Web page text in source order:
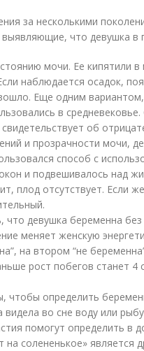
за несколькими
что девушка в
мочи. Ее кипятили
наблюдается осадок,
Еще одним
в
об
и прозрачности мочи,
способ с
и подвешивалось над
плод отсутствует. Если
что девушка беременна
меняет женскую
на втором “не
рост побегов станет
чтобы определить
во сне воду или
помогут определить в
на солененькое» является